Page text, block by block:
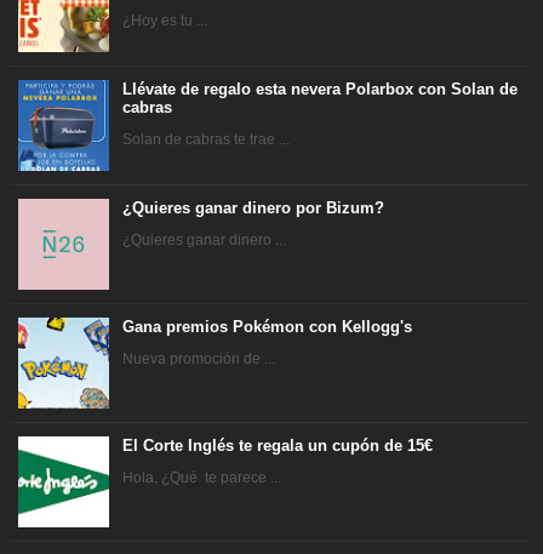
¿Hoy es tu ...
Llévate de regalo esta nevera Polarbox con Solan de
cabras
Solan de cabras te trae ...
¿Quieres ganar dinero por Bizum?
¿Quieres ganar dinero ...
Gana premios Pokémon con Kellogg's
Nueva promoción de ...
El Corte Inglés te regala un cupón de 15€
Hola, ¿Qué te parece ...